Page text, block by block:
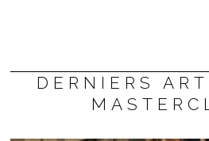
DERNIERS